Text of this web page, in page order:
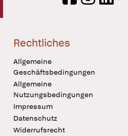
Rechtliches
Allgemeine
Geschäftsbedingungen
Allgemeine
Nutzungsbedingungen
Impressum
Datenschutz
Widerrufsrecht